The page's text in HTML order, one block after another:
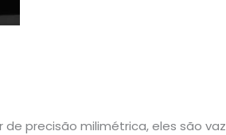
precisão milimétrica, eles são